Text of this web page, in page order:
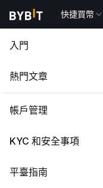
快捷買幣
入門
熱門文章
帳戶管理
KYC 和安全事項
平臺指南